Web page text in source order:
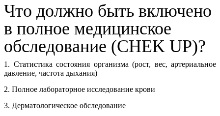
Что должно быть включено
в полное медицинское
обследование (CHEK UP)?
1. Статистика состояния организма (рост, вес, артериальное
давление, частота дыхания)
2. Полное лабораторное исследование крови
3. Дерматологическое обследование